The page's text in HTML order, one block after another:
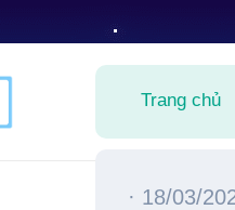
Trang chủ
· 18/03/